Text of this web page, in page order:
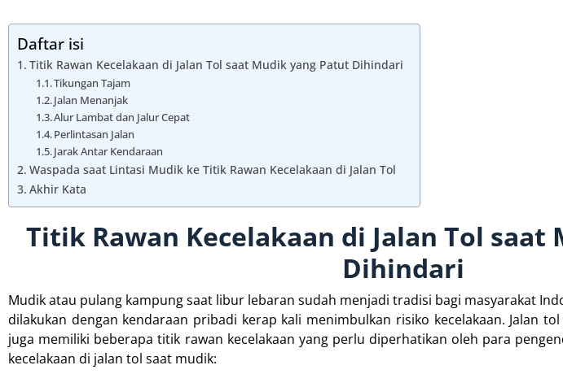
Daftar isi
Titik Rawan Kecelakaan di Jalan Tol saat Mudik yang Patut Dihindari
Tikungan Tajam
Jalan Menanjak
Alur Lambat dan Jalur Cepat
Perlintasan Jalan
Jarak Antar Kendaraan
Waspada saat Lintasi Mudik ke Titik Rawan Kecelakaan di Jalan Tol
Akhir Kata
Titik Rawan Kecelakaan di Jalan Tol saat
Dihindari
Mudik atau pulang kampung saat libur lebaran sudah menjadi tradisi bagi masyarakat
dilakukan dengan kendaraan pribadi kerap kali menimbulkan risiko kecelakaan. Jalan
juga memiliki beberapa titik rawan kecelakaan yang perlu diperhatikan oleh para
kecelakaan di jalan tol saat mudik: